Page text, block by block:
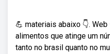
💪 materiais abaixo 👇.
alimentos que atinge um
tanto no brasil quanto no